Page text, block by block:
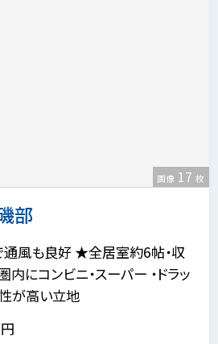
部
画像 17 枚
風も良好 ★全居室約6帖・収
にコンビニ・スーパー ・ドラッ
が高い立地